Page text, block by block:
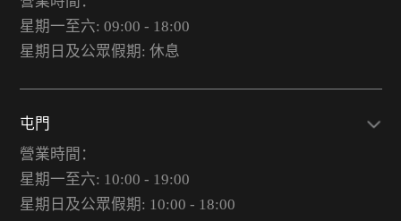
星期一至六: 09:00 - 18:00
星期日及公眾假期: 休息
屯門
營業時間：
星期一至六: 10:00 - 19:00
星期日及公眾假期: 10:00 - 18:00